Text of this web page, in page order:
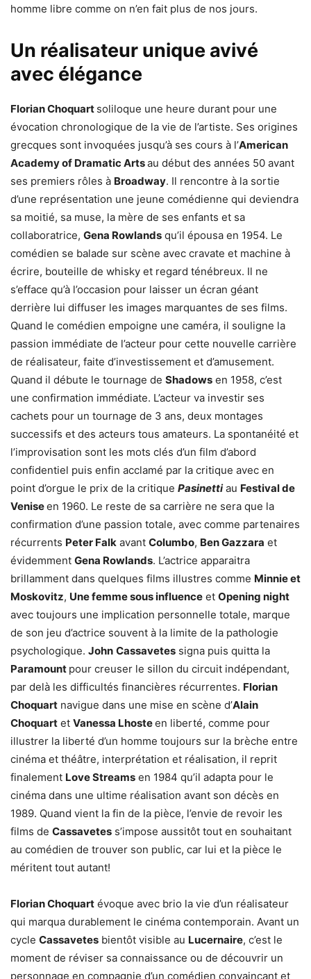
homme libre comme on n’en fait plus de nos jours.
Un réalisateur unique avivé
avec élégance
Florian Choquart soliloque une heure durant pour une
évocation chronologique de la vie de l’artiste. Ses origines
grecques sont invoquées jusqu’à ses cours à l’American
Academy of Dramatic Artsau début des années 50 avant
ses premiers rôles à Broadway. Il rencontre à la sortie
d’une représentation une jeune comédienne qui deviendra
sa moitié, sa muse, la mère de ses enfants et sa
collaboratrice, Gena Rowlands qu’il épousa en 1954. Le
comédien se balade sur scène avec cravate et machine à
écrire, bouteille de whisky et regard ténébreux. Il ne
s’efface qu’à l’occasion pour laisser un écran géant
derrière lui diffuser les images marquantes de ses films.
Quand le comédien empoigne une caméra, il souligne la
passion immédiate de l’acteur pour cette nouvelle carrière
de réalisateur, faite d’investissement et d’amusement.
Quand il débute le tournage de Shadows en 1958, c’est
une confirmation immédiate. L’acteur va investir ses
cachets pour un tournage de 3 ans, deux montages
successifs et des acteurs tous amateurs. La spontanéité et
l’improvisation sont les mots clés d’un film d’abord
confidentiel puis enfin acclamé par la critique avec en
point d’orgue le prix de la critique Pasinettiau Festival de
Veniseen 1960. Le reste de sa carrière ne sera que la
confirmation d’une passion totale, avec comme partenaires
récurrents Peter Falk avant Columbo, Ben Gazzara et
évidemment Gena Rowlands. L’actrice apparaitra
brillamment dans quelques films illustres comme Minnie et
Moskovitz, Une femme sous influence et Opening night
avec toujours une implication personnelle totale, marque
de son jeu d’actrice souvent à la limite de la pathologie
psychologique. John Cassavetes signa puis quitta la
Paramount pour creuser le sillon du circuit indépendant,
par delà les difficultés financières récurrentes. Florian
Choquart navigue dans une mise en scène d’Alain
Choquart et Vanessa Lhosteen liberté, comme pour
illustrer la liberté d’un homme toujours sur la brèche entre
cinéma et théâtre, interprétation et réalisation, il reprit
finalement Love Streams en 1984 qu’il adapta pour le
cinéma dans une ultime réalisation avant son décès en
1989. Quand vient la fin de la pièce, l’envie de revoir les
films de Cassavetes s’impose aussitôt tout en souhaitant
au comédien de trouver son public, car lui et la pièce le
méritent tout autant!
Florian Choquart évoque avec brio la vie d’un réalisateur
qui marqua durablement le cinéma contemporain. Avant un
cycle Cassavetes bientôt visible au Lucernaire, c’est le
moment de réviser sa connaissance ou de découvrir un
personnage en compagnie d’un comédien convaincant et